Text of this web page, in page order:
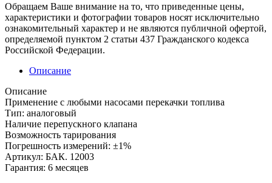
Обращаем Ваше внимание на то, что приведенные цены,
характеристики и фотографии товаров носят исключительно
ознакомительный характер и не являются публичной офертой,
определяемой пунктом 2 статьи 437 Гражданского кодекса
Российской Федерации.
Описание
Описание
Применение с любыми насосами перекачки топлива
Тип: аналоговый
Наличие перепускного клапана
Возможность тарирования
Погрешность измерений: ±1%
Артикул: БАК. 12003
Гарантия: 6 месяцев